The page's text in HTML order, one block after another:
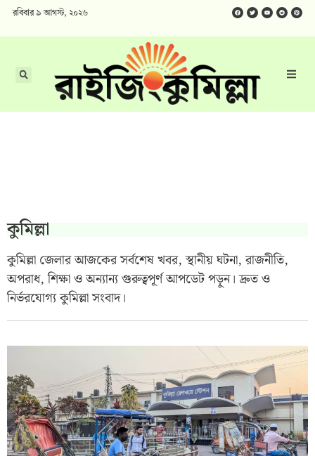
রবিবার ৯ আগস্ট, ২০২৬
কুমিল্লা
কুমিল্লা জেলার আজকের সর্বশেষ খবর, স্থানীয় ঘটনা, রাজনীতি,
অপরাধ, শিক্ষা ও অন্যান্য গুরুত্বপূর্ণ আপডেট পড়ুন। দ্রুত ও
নির্ভরযোগ্য কুমিল্লা সংবাদ।